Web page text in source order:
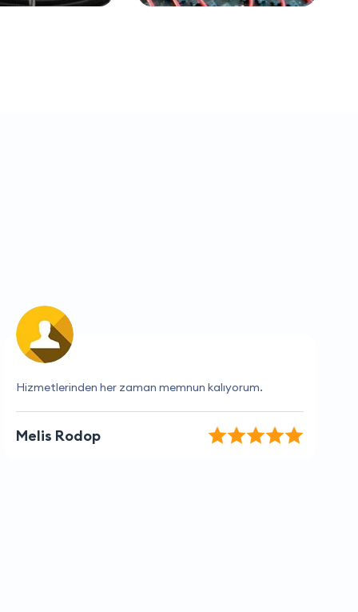
İhtiyaçlarımı tam olarak karşılıyorlar, teşekkürler!
Selim Aydın